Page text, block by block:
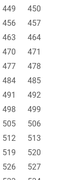
449
450
456
457
463
464
470
471
477
478
484
485
491
492
498
499
505
506
512
513
519
520
526
527